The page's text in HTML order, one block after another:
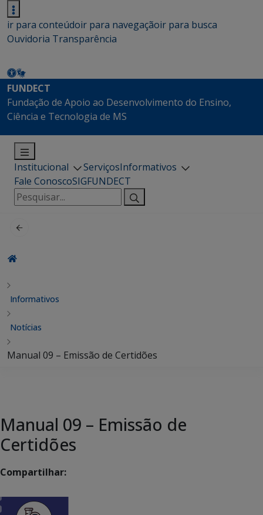
ir para conteúdoir para navegaçãoir para busca
Ouvidoria Transparência
FUNDECT
Fundação de Apoio ao Desenvolvimento do Ensino,
Ciência e Tecnologia de MS
Institucional ServiçosInformativos
Fale ConoscoSIGFUNDECT
Pesquisar
por:
Informativos
Notícias
Manual 09 – Emissão de Certidões
Manual 09 – Emissão de
Certidões
Compartilhar: